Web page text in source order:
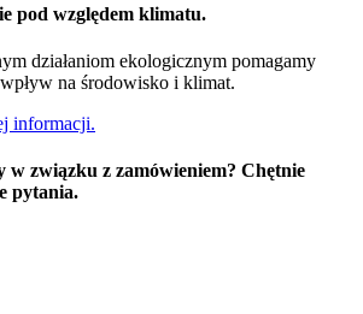
pod względem klimatu.
działaniom ekologicznym pomagamy
na środowisko i klimat.
informacji.
w związku z zamówieniem? Chętnie
pytania.